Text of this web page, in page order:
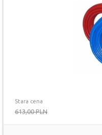
Stara cena
613,00 PLN